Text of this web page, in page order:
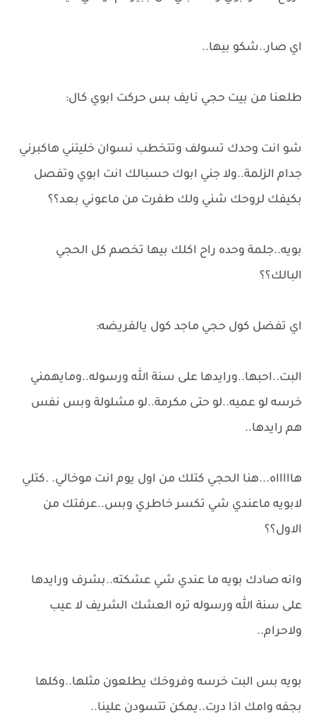
اي صار..شكو بيها..
طلعنا من بيت حجي نايف بس حركت ابوي كال:
شو انت وحدك تسولف وتتخطب نسوان خليتني هاكبرني
جدام الزلمة..ولا جني ابوك حسبالك انت ابوي وتفصل
بكيفك لروحك شني ولك طفرت من ماعوني بعد؟؟
بويه..جلمة وحده راح اكلك بيها تخصم كل الحجي
البالك؟؟
اي تفضل كول حجي ماجد كول يالفريضه:
البت..احبها..ورايدها على سنة الله ورسوله..ومايهمني
خرسه لو عميه..لو حتى مكرمة..لو مشلولة وبس نفس
هم رايدها..
هاااااه...هنا الحجي كتلك من اول يوم انت موخالي. .كتلي
لابويه ماعندي شي تكسر خاطري وبس..عرفتك من
الاول؟؟
وانه صادك بويه ما عندي شي عشكته..بشرف ورايدها
على سنة الله ورسوله تره العشك الشريف لا عيب
ولاحرام..
بويه بس البت خرسه وفروخك يطلعون مثلها..وكلها
بجفه وامك اذا درت..يمكن تتسودن علينا..